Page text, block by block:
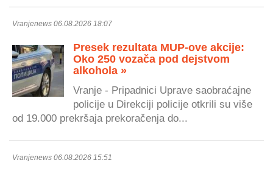
Vranjenews 06.08.2026 18:07
Presek rezultata MUP-ove akcije:
Oko 250 vozača pod dejstvom
alkohola »
Vranje - Pripadnici Uprave saobraćajne
policije u Direkciji policije otkrili su više
od 19.000 prekršaja prekoračenja do...
Vranjenews 06.08.2026 15:51